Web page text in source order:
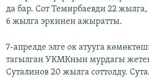
да бар. Сот Темирбаевди 22
6 жылга эркинен ажыратты.
7-апрелде элге ок атууга
тагылган УКМКнын мурдагы
Суталинов 20 жылга соттолду.